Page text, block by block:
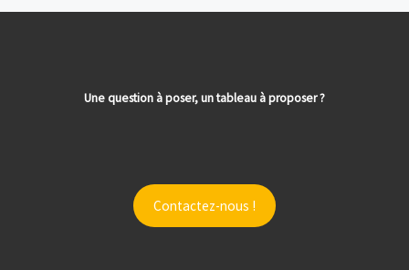
Une question à poser, un tableau à proposer ?
Contactez-nous !